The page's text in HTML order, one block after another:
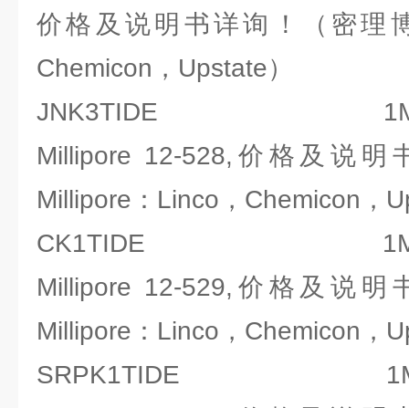
价格及说明书详询！（密理
Chemicon，Upstate）
JNK3TIDE 1MG,产
Millipore 12-528,价格及说
Millipore：Linco，Chemicon，
CK1TIDE 1MG,产
Millipore 12-529,价格及说
Millipore：Linco，Chemicon，
SRPK1TIDE 1MG,